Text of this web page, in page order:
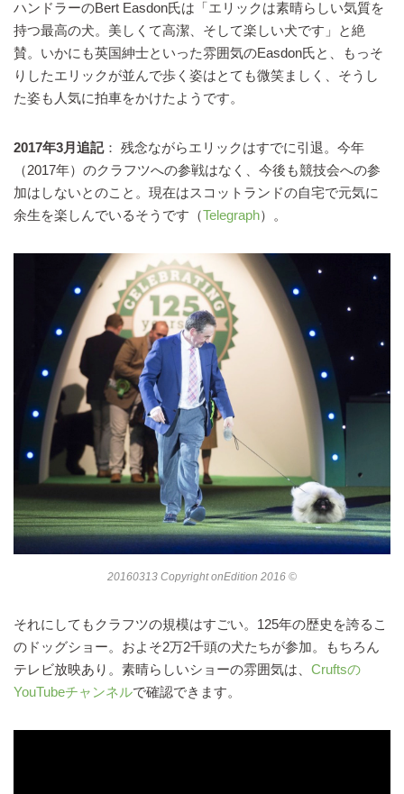
ハンドラーのBert Easdon氏は「エリックは素晴らしい気質を
持つ最高の犬。美しくて高潔、そして楽しい犬です」と絶
賛。いかにも英国紳士といった雰囲気のEasdon氏と、もっそ
りしたエリックが並んで歩く姿はとても微笑ましく、そうし
た姿も人気に拍車をかけたようです。
2017年3月追記： 残念ながらエリックはすでに引退。今年
（2017年）のクラフツへの参戦はなく、今後も競技会への参
加はしないとのこと。現在はスコットランドの自宅で元気に
余生を楽しんでいるそうです（Telegraph）。
20160313 Copyright onEdition 2016 ©
それにしてもクラフツの規模はすごい。125年の歴史を誇るこ
のドッグショー。およそ2万2千頭の犬たちが参加。もちろん
テレビ放映あり。素晴らしいショーの雰囲気は、 Cruftsの
YouTubeチャンネルで確認できます。